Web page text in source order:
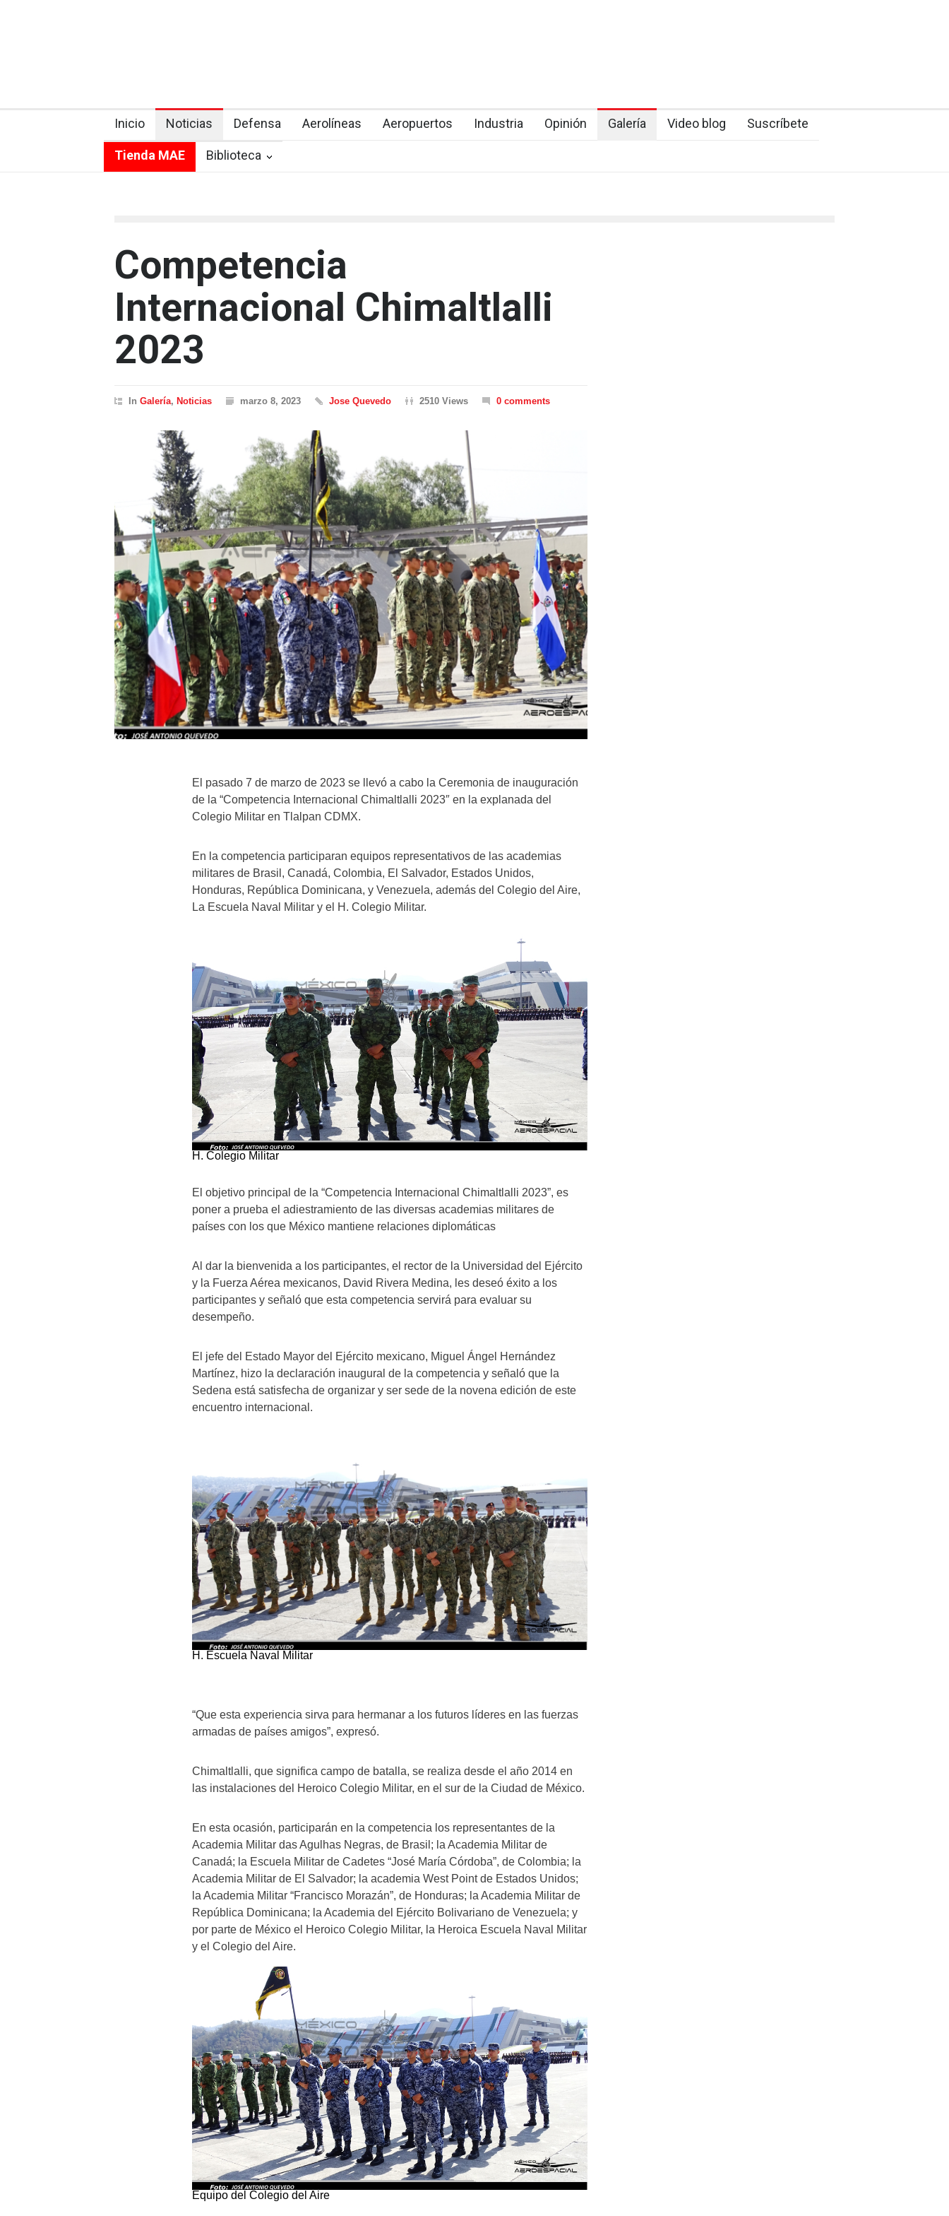
Inicio Noticias Defensa Aerolíneas Aeropuertos Industria Opinión Galería Video blog Suscríbete
Tienda MAE Biblioteca
Competencia
Internacional Chimaltlalli
2023
In Galería, Noticias marzo 8, 2023 Jose Quevedo 2510 Views 0 comments
El pasado 7 de marzo de 2023 se llevó a cabo la Ceremonia de inauguración
de la “Competencia Internacional Chimaltlalli 2023″ en la explanada del
Colegio Militar en Tlalpan CDMX.
En la competencia participaran equipos representativos de las academias
militares de Brasil, Canadá, Colombia, El Salvador, Estados Unidos,
Honduras, República Dominicana, y Venezuela, además del Colegio del Aire,
La Escuela Naval Militar y el H. Colegio Militar.
H. Colegio Militar
El objetivo principal de la “Competencia Internacional Chimaltlalli 2023”, es
poner a prueba el adiestramiento de las diversas academias militares de
países con los que México mantiene relaciones diplomáticas
Al dar la bienvenida a los participantes, el rector de la Universidad del Ejército
y la Fuerza Aérea mexicanos, David Rivera Medina, les deseó éxito a los
participantes y señaló que esta competencia servirá para evaluar su
desempeño.
El jefe del Estado Mayor del Ejército mexicano, Miguel Ángel Hernández
Martínez, hizo la declaración inaugural de la competencia y señaló que la
Sedena está satisfecha de organizar y ser sede de la novena edición de este
encuentro internacional.
H. Escuela Naval Militar
“Que esta experiencia sirva para hermanar a los futuros líderes en las fuerzas
armadas de países amigos”, expresó.
Chimaltlalli, que significa campo de batalla, se realiza desde el año 2014 en
las instalaciones del Heroico Colegio Militar, en el sur de la Ciudad de México.
En esta ocasión, participarán en la competencia los representantes de la
Academia Militar das Agulhas Negras, de Brasil; la Academia Militar de
Canadá; la Escuela Militar de Cadetes “José María Córdoba”, de Colombia; la
Academia Militar de El Salvador; la academia West Point de Estados Unidos;
la Academia Militar “Francisco Morazán”, de Honduras; la Academia Militar de
República Dominicana; la Academia del Ejército Bolivariano de Venezuela; y
por parte de México el Heroico Colegio Militar, la Heroica Escuela Naval Militar
y el Colegio del Aire.
Equipo del Colegio del Aire